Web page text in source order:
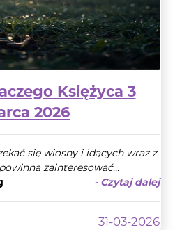
Księżyca 3
2026
się wiosny i idących wraz z
zainteresować...
- Czytaj dalej
31-03-2026